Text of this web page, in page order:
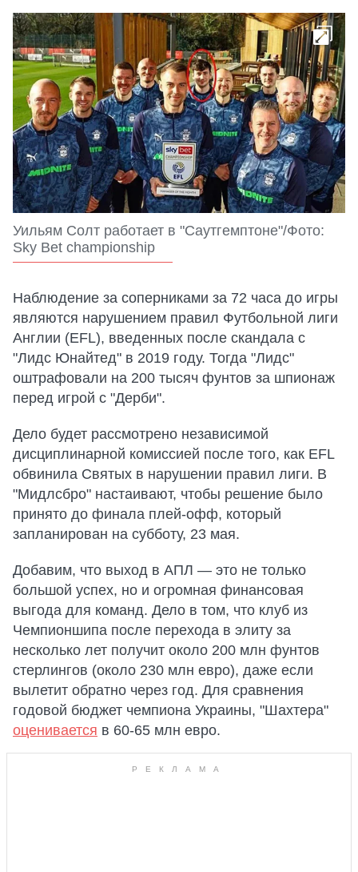
Уильям Солт работает в "Саутгемптоне"/Фото:
Sky Bet championship
Наблюдение за соперниками за 72 часа до игры
являются нарушением правил Футбольной лиги
Англии (EFL), введенных после скандала с
"Лидс Юнайтед" в 2019 году. Тогда "Лидс"
оштрафовали на 200 тысяч фунтов за шпионаж
перед игрой с "Дерби".
Дело будет рассмотрено независимой
дисциплинарной комиссией после того, как EFL
обвинила Святых в нарушении правил лиги. В
"Мидлсбро" настаивают, чтобы решение было
принято до финала плей-офф, который
запланирован на субботу, 23 мая.
Добавим, что выход в АПЛ — это не только
большой успех, но и огромная финансовая
выгода для команд. Дело в том, что клуб из
Чемпионшипа после перехода в элиту за
несколько лет получит около 200 млн фунтов
стерлингов (около 230 млн евро), даже если
вылетит обратно через год. Для сравнения
годовой бюджет чемпиона Украины, "Шахтера"
оценивается в 60-65 млн евро.